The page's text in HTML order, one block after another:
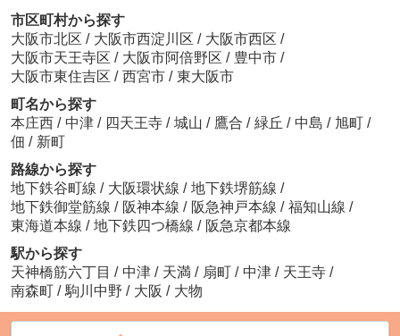
市区町村から探す
大阪市北区 / 大阪市西淀川区 / 大阪市西区 /
大阪市天王寺区 / 大阪市阿倍野区 / 豊中市 /
大阪市東住吉区 / 西宮市 / 東大阪市
町名から探す
本庄西 / 中津 / 四天王寺 / 城山 / 鷹合 / 緑丘 / 中島 / 旭町 /
佃 / 新町
路線から探す
地下鉄谷町線 / 大阪環状線 / 地下鉄堺筋線 /
地下鉄御堂筋線 / 阪神本線 / 阪急神戸本線 / 福知山線 /
東海道本線 / 地下鉄四つ橋線 / 阪急京都本線
駅から探す
天神橋筋六丁目 / 中津 / 天満 / 扇町 / 中津 / 天王寺 /
南森町 / 駒川中野 / 大阪 / 大物